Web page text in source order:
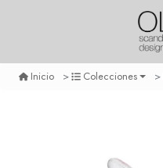
Inicio Colecciones